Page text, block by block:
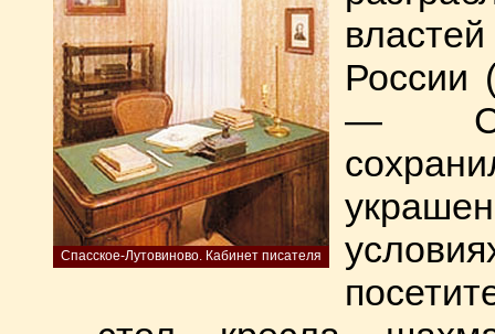
Спасское-Лутовиново. Кабинет писателя
России
—